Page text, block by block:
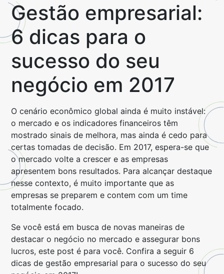
Gestão empresarial:
6 dicas para o
sucesso do seu
negócio em 2017
O cenário econômico global ainda é muito instável:
o mercado e os indicadores financeiros têm
mostrado sinais de melhora, mas ainda é cedo para
certas tomadas de decisão. Em 2017, espera-se que
o mercado volte a crescer e as empresas
apresentem bons resultados. Para alcançar destaque
nesse contexto, é muito importante que as
empresas se preparem e contem com um time
totalmente focado.
Se você está em busca de novas maneiras de
destacar o negócio no mercado e assegurar bons
lucros, este post é para você. Confira a seguir 6
dicas de gestão empresarial para o sucesso do seu